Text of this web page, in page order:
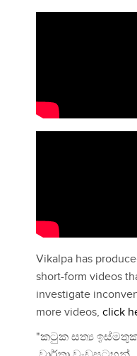
Vikalpa has
short-form videos
investigate
more videos, click
"කටුක සත්‍ය